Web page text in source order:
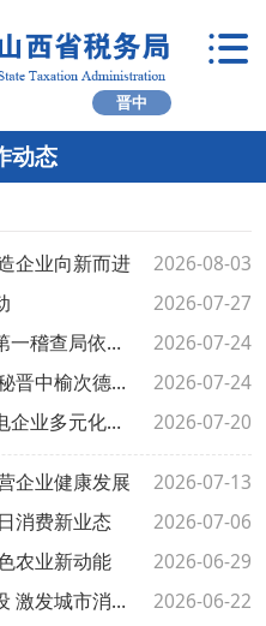
晋中
动态
企业向新而进
2026-08-03
2026-07-27
国家税务总局晋中市税务局第一稽查局依法查处晋中榆次德尔美客四维医疗美容诊所（有限公司）偷税案件
2026-07-24
“巧设分身” 虚假申报 ——揭秘晋中榆次德尔美客四维医疗美容诊所（有限公司）偷税案
2026-07-24
榆社税务：精准服务助力火电企业多元化发展
2026-07-20
企业健康发展
2026-07-13
消费新业态
2026-07-06
农业新动能
2026-06-29
介休税务：助力重点项目建设 激发城市消费新活力
2026-06-22